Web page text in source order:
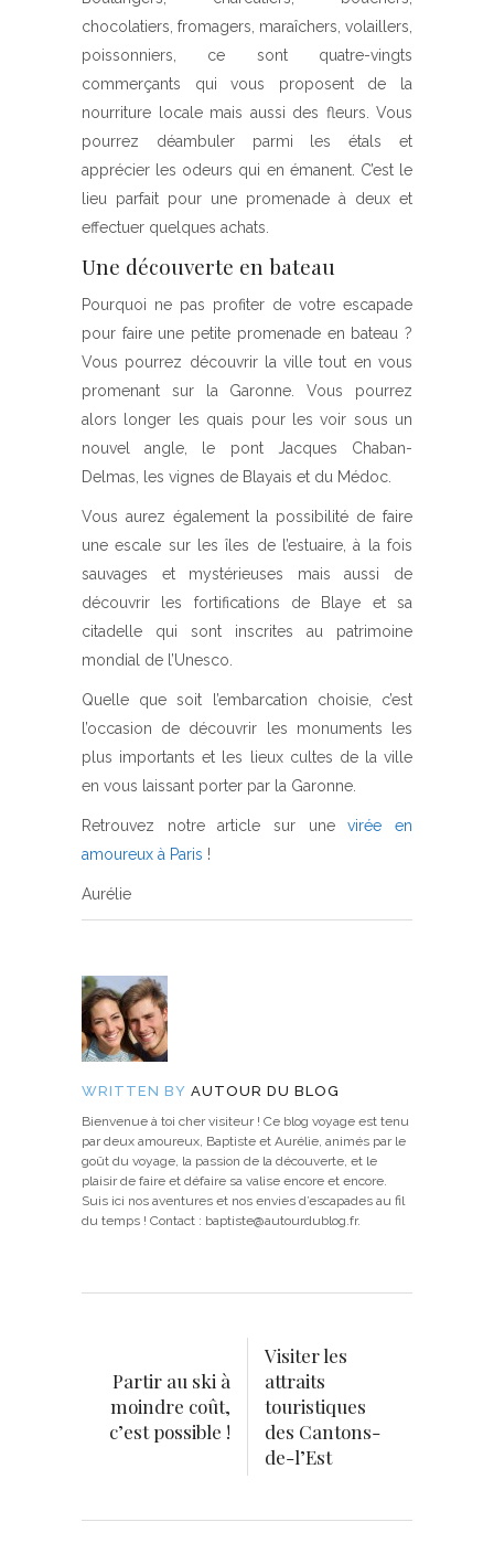
chocolatiers, fromagers, maraîchers, volaillers,
poissonniers, ce sont quatre-vingts
commerçants qui vous proposent de la
nourriture locale mais aussi des fleurs. Vous
pourrez déambuler parmi les étals et
apprécier les odeurs qui en émanent. C’est le
lieu parfait pour une promenade à deux et
effectuer quelques achats.
Une découverte en bateau
Pourquoi ne pas profiter de votre escapade
pour faire une petite promenade en bateau ?
Vous pourrez découvrir la ville tout en vous
promenant sur la Garonne. Vous pourrez
alors longer les quais pour les voir sous un
nouvel angle, le pont Jacques Chaban-
Delmas, les vignes de Blayais et du Médoc.
Vous aurez également la possibilité de faire
une escale sur les îles de l’estuaire, à la fois
sauvages et mystérieuses mais aussi de
découvrir les fortifications de Blaye et sa
citadelle qui sont inscrites au patrimoine
mondial de l’Unesco.
Quelle que soit l’embarcation choisie, c’est
l’occasion de découvrir les monuments les
plus importants et les lieux cultes de la ville
en vous laissant porter par la Garonne.
Retrouvez notre article sur unevirée en
amoureux à Paris !
Aurélie
WRITTEN BY AUTOUR DU BLOG
Bienvenue à toi cher visiteur ! Ce blog voyage est tenu
par deux amoureux, Baptiste et Aurélie, animés par le
goût du voyage, la passion de la découverte, et le
plaisir de faire et défaire sa valise encore et encore.
Suis ici nos aventures et nos envies d’escapades au fil
du temps ! Contact : baptiste@autourdublog.fr.
Partir au ski à
moindre coût,
c’est possible !
Visiter les
attraits
touristiques
des Cantons-
de-l’Est